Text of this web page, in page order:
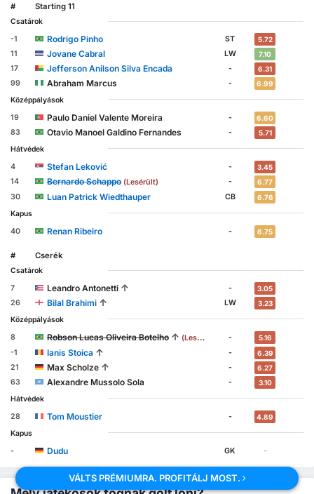
# Starting 11
Csatárok
-1
Rodrigo Pinho ST 5.72
11 Jovane Cabral LW 7.10
17 Jefferson Anilson Silva Encada - 6.31
99 Abraham Marcus - 6.99
Középpályások
19
Paulo Daniel Valente Moreira - 6.60
83 Otavio Manoel Galdino Fernandes - 5.71
Hátvédek
4
Stefan Leković - 3.45
14 Bernardo Schappo(Lesérült) - 6.77
30 Luan Patrick Wiedthauper CB 6.76
Kapus
40
Renan Ribeiro - 6.75
# Cserék
Csatárok
7
Leandro Antonetti ↑ - 3.05
26 Bilal Brahimi ↑ LW 3.23
Középpályások
8
Robson Lucas Oliveira Botelho ↑ (Lesérült) - 5.16
-1 Ianis Stoica ↑ - 6.39
21 Max Scholze ↑ - 6.27
63 Alexandre Mussolo Sola - 3.10
Hátvédek
28
Tom Moustier - 4.89
Kapus
-
Dudu GK -
VÁLTS PRÉMIUMRA. PROFITÁLJ MOST.